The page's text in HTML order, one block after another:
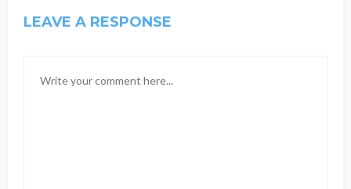
LEAVE A RESPONSE